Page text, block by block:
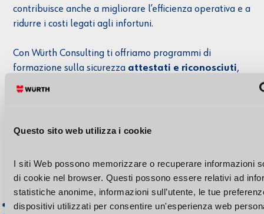
Questo sito web utilizza i cookie
I siti Web possono memorizzare o recuperare informazioni
di cookie nel browser. Questi possono essere relativi ad
statistiche anonime, informazioni sull’utente, le tue
dispositivi utilizzati per consentire un'esperienza web
contribuisce anche a migliorare l’efficienza operativa e a
ridurre i costi legati agli infortuni.
Con Würth Consulting ti offriamo programmi di
formazione sulla sicurezza attestati e riconosciuti,
trasformi la sicurezza in un valore condiviso che tutela
RICHIEDI UNA CONSULENZA